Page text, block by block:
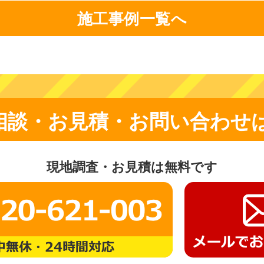
施工事例一覧へ
談・お見積・お問い合わせ
現地調査・お見積は無料です